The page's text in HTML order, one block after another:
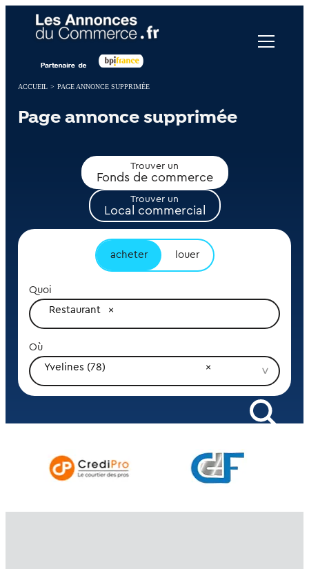
ACCUEIL > PAGE ANNONCE SUPPRIMÉE
Page annonce supprimée
Trouver un
Fonds de commerce
Trouver un
Local commercial
acheter louer
Quoi
Restaurant
Où
Yvelines (78)
Panneau de gestion des cookies